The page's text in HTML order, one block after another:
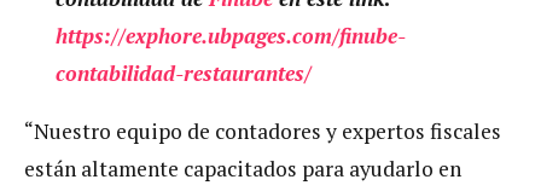
https://exphore.ubpages.com/finube-
contabilidad-restaurantes/
“Nuestro equipo de contadores y expertos fiscales
están altamente capacitados para ayudarlo en